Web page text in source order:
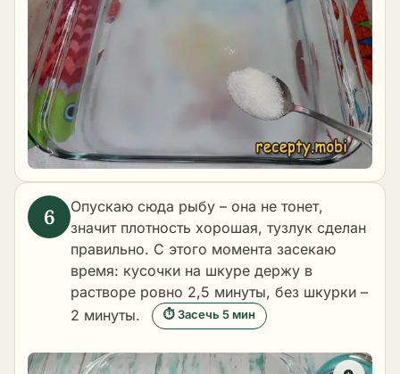
Опускаю сюда рыбу – она не тонет,
значит плотность хорошая, тузлук сделан
правильно. С этого момента засекаю
время: кусочки на шкуре держу в
растворе ровно 2,5 минуты, без шкурки –
2 минуты.
⏱ Засечь 5 мин